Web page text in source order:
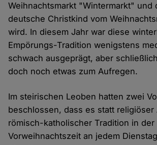
Weihnachtsmarkt "Wintermarkt" und
deutsche Christkind vom
wird. In diesem Jahr war diese
Empörungs-Tradition wenigstens
schwach ausgeprägt, aber
doch noch etwas zum Aufregen.
Im steirischen Leoben hatten zwei
beschlossen, dass es statt religiöser
römisch-katholischer Tradition in der
Vorweihnachtszeit an jedem